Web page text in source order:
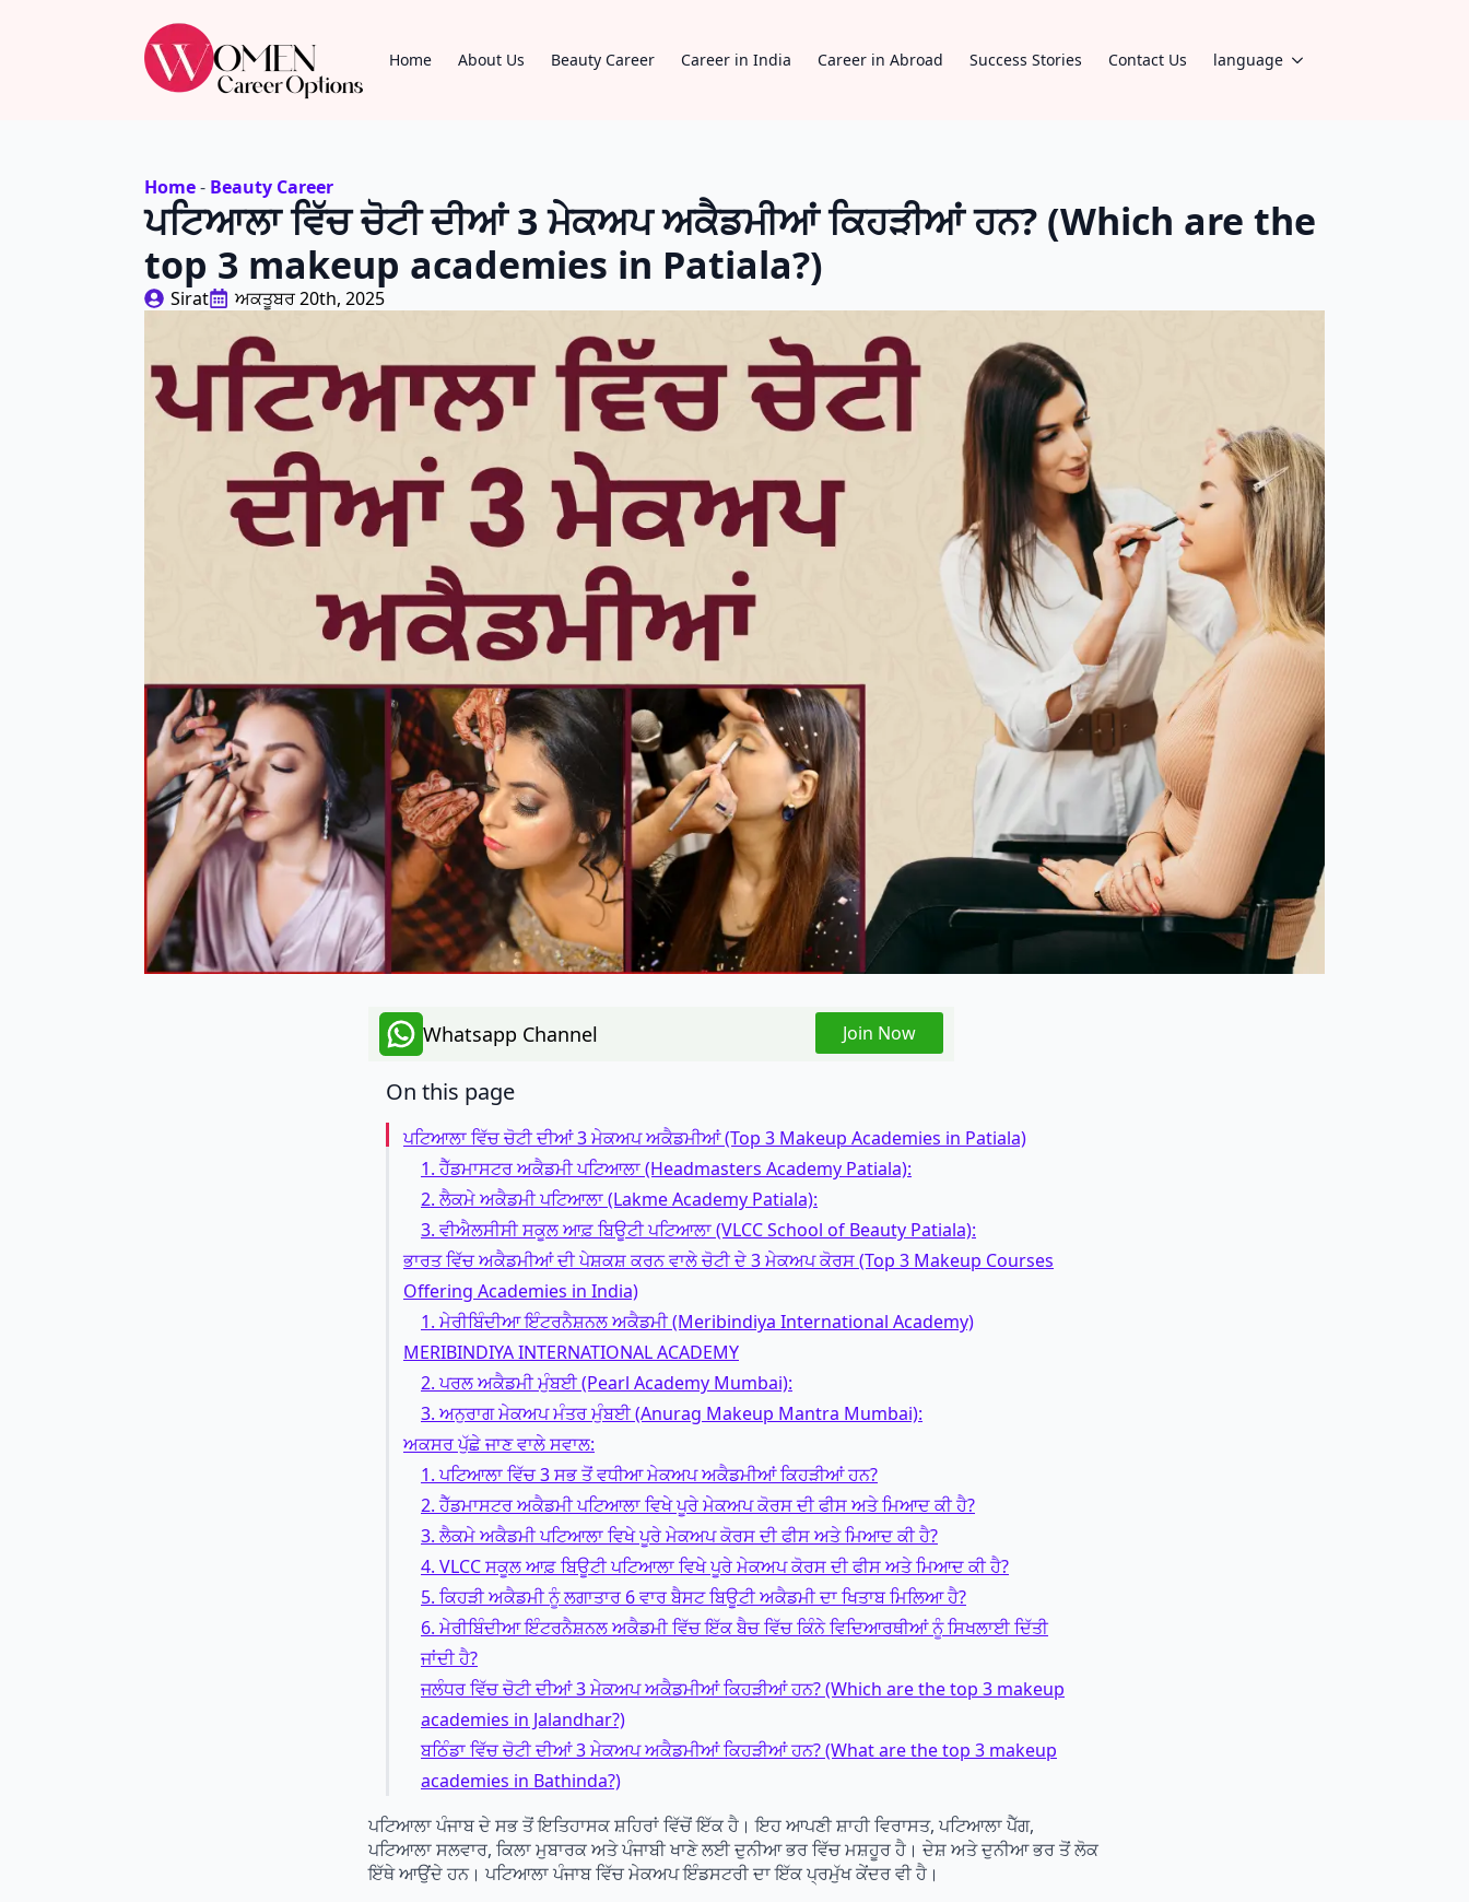
Home About Us Beauty Career Career in India Career in Abroad Success Stories Contact Us language
Home- Beauty Career
ਪਟਿਆਲਾ ਵਿੱਚ ਚੋਟੀ ਦੀਆਂ 3 ਮੇਕਅਪ ਅਕੈਡਮੀਆਂ ਕਿਹੜੀਆਂ ਹਨ? (Which are the
top 3 makeup academies in Patiala?)
Sirat ਅਕਤੂਬਰ 20th, 2025
Whatsapp Channel Join Now
On this page
ਪਟਿਆਲਾ ਵਿੱਚ ਚੋਟੀ ਦੀਆਂ 3 ਮੇਕਅਪ ਅਕੈਡਮੀਆਂ (Top 3 Makeup Academies in Patiala)
1. ਹੈੱਡਮਾਸਟਰ ਅਕੈਡਮੀ ਪਟਿਆਲਾ (Headmasters Academy Patiala):
2. ਲੈਕਮੇ ਅਕੈਡਮੀ ਪਟਿਆਲਾ (Lakme Academy Patiala):
3. ਵੀਐਲਸੀਸੀ ਸਕੂਲ ਆਫ਼ ਬਿਊਟੀ ਪਟਿਆਲਾ (VLCC School of Beauty Patiala):
ਭਾਰਤ ਵਿੱਚ ਅਕੈਡਮੀਆਂ ਦੀ ਪੇਸ਼ਕਸ਼ ਕਰਨ ਵਾਲੇ ਚੋਟੀ ਦੇ 3 ਮੇਕਅਪ ਕੋਰਸ (Top 3 Makeup Courses
Offering Academies in India)
1. ਮੇਰੀਬਿੰਦੀਆ ਇੰਟਰਨੈਸ਼ਨਲ ਅਕੈਡਮੀ (Meribindiya International Academy)
MERIBINDIYA INTERNATIONAL ACADEMY
2. ਪਰਲ ਅਕੈਡਮੀ ਮੁੰਬਈ (Pearl Academy Mumbai):
3. ਅਨੁਰਾਗ ਮੇਕਅਪ ਮੰਤਰ ਮੁੰਬਈ (Anurag Makeup Mantra Mumbai):
ਅਕਸਰ ਪੁੱਛੇ ਜਾਣ ਵਾਲੇ ਸਵਾਲ:
1. ਪਟਿਆਲਾ ਵਿੱਚ 3 ਸਭ ਤੋਂ ਵਧੀਆ ਮੇਕਅਪ ਅਕੈਡਮੀਆਂ ਕਿਹੜੀਆਂ ਹਨ?
2. ਹੈੱਡਮਾਸਟਰ ਅਕੈਡਮੀ ਪਟਿਆਲਾ ਵਿਖੇ ਪੂਰੇ ਮੇਕਅਪ ਕੋਰਸ ਦੀ ਫੀਸ ਅਤੇ ਮਿਆਦ ਕੀ ਹੈ?
3. ਲੈਕਮੇ ਅਕੈਡਮੀ ਪਟਿਆਲਾ ਵਿਖੇ ਪੂਰੇ ਮੇਕਅਪ ਕੋਰਸ ਦੀ ਫੀਸ ਅਤੇ ਮਿਆਦ ਕੀ ਹੈ?
4. VLCC ਸਕੂਲ ਆਫ਼ ਬਿਊਟੀ ਪਟਿਆਲਾ ਵਿਖੇ ਪੂਰੇ ਮੇਕਅਪ ਕੋਰਸ ਦੀ ਫੀਸ ਅਤੇ ਮਿਆਦ ਕੀ ਹੈ?
5. ਕਿਹੜੀ ਅਕੈਡਮੀ ਨੂੰ ਲਗਾਤਾਰ 6 ਵਾਰ ਬੈਸਟ ਬਿਊਟੀ ਅਕੈਡਮੀ ਦਾ ਖਿਤਾਬ ਮਿਲਿਆ ਹੈ?
6. ਮੇਰੀਬਿੰਦੀਆ ਇੰਟਰਨੈਸ਼ਨਲ ਅਕੈਡਮੀ ਵਿੱਚ ਇੱਕ ਬੈਚ ਵਿੱਚ ਕਿੰਨੇ ਵਿਦਿਆਰਥੀਆਂ ਨੂੰ ਸਿਖਲਾਈ ਦਿੱਤੀ
ਜਾਂਦੀ ਹੈ?
ਜਲੰਧਰ ਵਿੱਚ ਚੋਟੀ ਦੀਆਂ 3 ਮੇਕਅਪ ਅਕੈਡਮੀਆਂ ਕਿਹੜੀਆਂ ਹਨ? (Which are the top 3 makeup
academies in Jalandhar?)
ਬਠਿੰਡਾ ਵਿੱਚ ਚੋਟੀ ਦੀਆਂ 3 ਮੇਕਅਪ ਅਕੈਡਮੀਆਂ ਕਿਹੜੀਆਂ ਹਨ? (What are the top 3 makeup
academies in Bathinda?)
ਪਟਿਆਲਾ ਪੰਜਾਬ ਦੇ ਸਭ ਤੋਂ ਇਤਿਹਾਸਕ ਸ਼ਹਿਰਾਂ ਵਿੱਚੋਂ ਇੱਕ ਹੈ। ਇਹ ਆਪਣੀ ਸ਼ਾਹੀ ਵਿਰਾਸਤ, ਪਟਿਆਲਾ ਪੈੱਗ,
ਪਟਿਆਲਾ ਸਲਵਾਰ, ਕਿਲਾ ਮੁਬਾਰਕ ਅਤੇ ਪੰਜਾਬੀ ਖਾਣੇ ਲਈ ਦੁਨੀਆ ਭਰ ਵਿੱਚ ਮਸ਼ਹੂਰ ਹੈ। ਦੇਸ਼ ਅਤੇ ਦੁਨੀਆ ਭਰ ਤੋਂ ਲੋਕ
ਇੱਥੇ ਆਉਂਦੇ ਹਨ। ਪਟਿਆਲਾ ਪੰਜਾਬ ਵਿੱਚ ਮੇਕਅਪ ਇੰਡਸਟਰੀ ਦਾ ਇੱਕ ਪ੍ਰਮੁੱਖ ਕੇਂਦਰ ਵੀ ਹੈ।